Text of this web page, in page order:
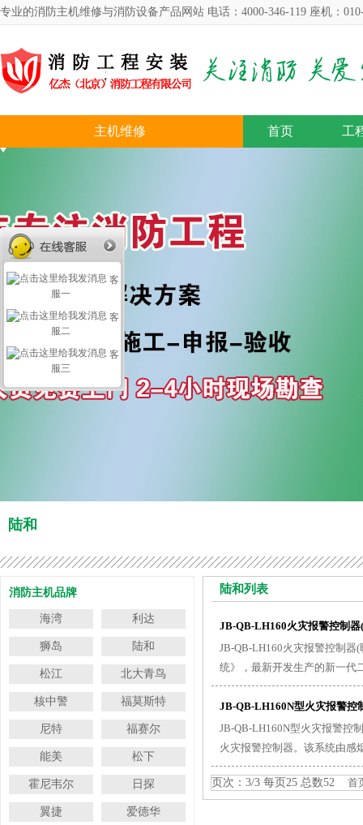
专业的消防主机维修与消防设备产品网站 电话：4000-346-119 座机：
主机维修 首页 工
陆和
消防主机品牌
海湾 利达
狮岛 陆和
松江 北大青鸟
核中警 福莫斯特
尼特 福赛尔
能美 松下
霍尼韦尔 日探
翼捷 爱德华
陆和列表
JB-QB-LH160火灾报警控制器
JB-QB-LH160火灾报警控制
统》，最新开发生产的新一代
JB-QB-LH160N型火灾报警控
JB-QB-LH160N型火灾报警控
火灾报警控制器。该系统由感
页次：3/3 每页25 总数52 首
客
服一
客
服二
客
服三